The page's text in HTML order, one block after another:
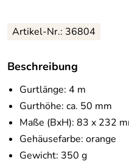
Artikel-Nr.: 36804
Beschreibung
Gurtlänge: 4 m
Gurthöhe: ca. 50 mm
Maße (BxH): 83 x 232
Gehäusefarbe: orange
Gewicht: 350 g